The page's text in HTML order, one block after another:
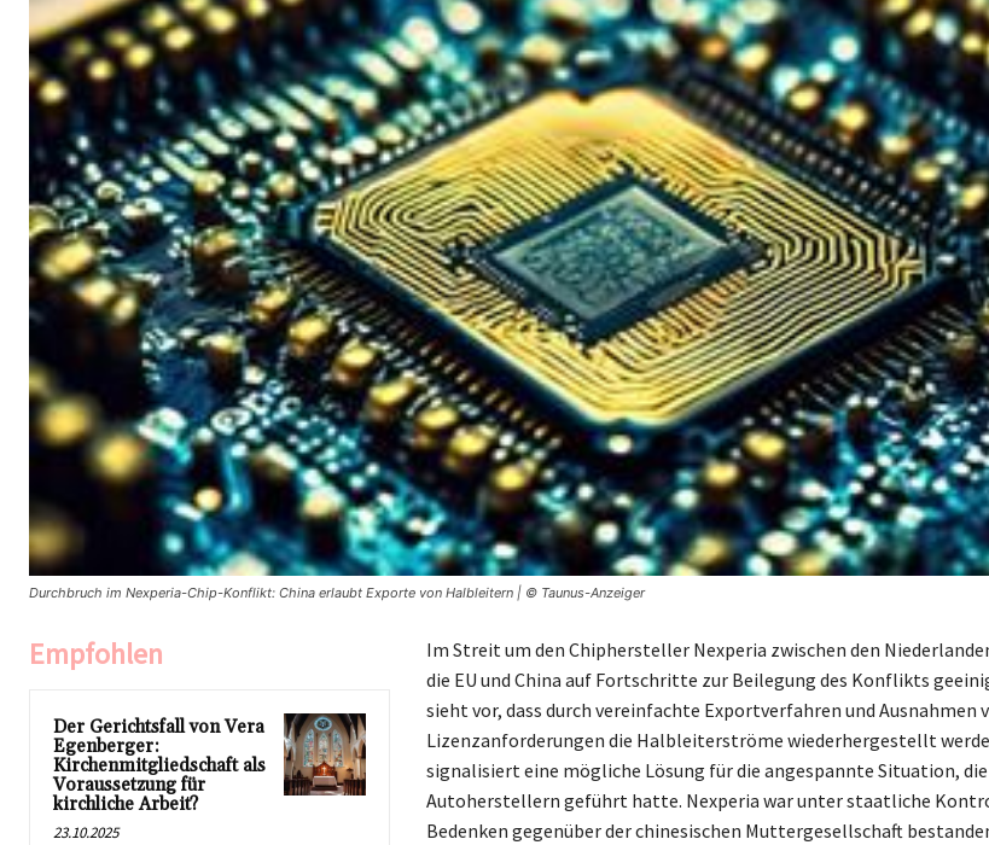
Durchbruch im Nexperia-Chip-Konflikt: China erlaubt Exporte von Halbleitern | © Taunus-Anzeiger
Empfohlen
Der Gerichtsfall von Vera
Egenberger:
Kirchenmitgliedschaft als
Voraussetzung für
kirchliche Arbeit?
23.10.2025
Im Streit um den Chiphersteller Nexperia zwischen den
die EU und China auf Fortschritte zur Beilegung des Konflikts
sieht vor, dass durch vereinfachte Exportverfahren und Ausnahmen
Lizenzanforderungen die Halbleiterströme wiederhergestellt
signalisiert eine mögliche Lösung für die angespannte Situation, die
Autoherstellern geführt hatte. Nexperia war unter staatliche
Bedenken gegenüber der chinesischen Muttergesellschaft